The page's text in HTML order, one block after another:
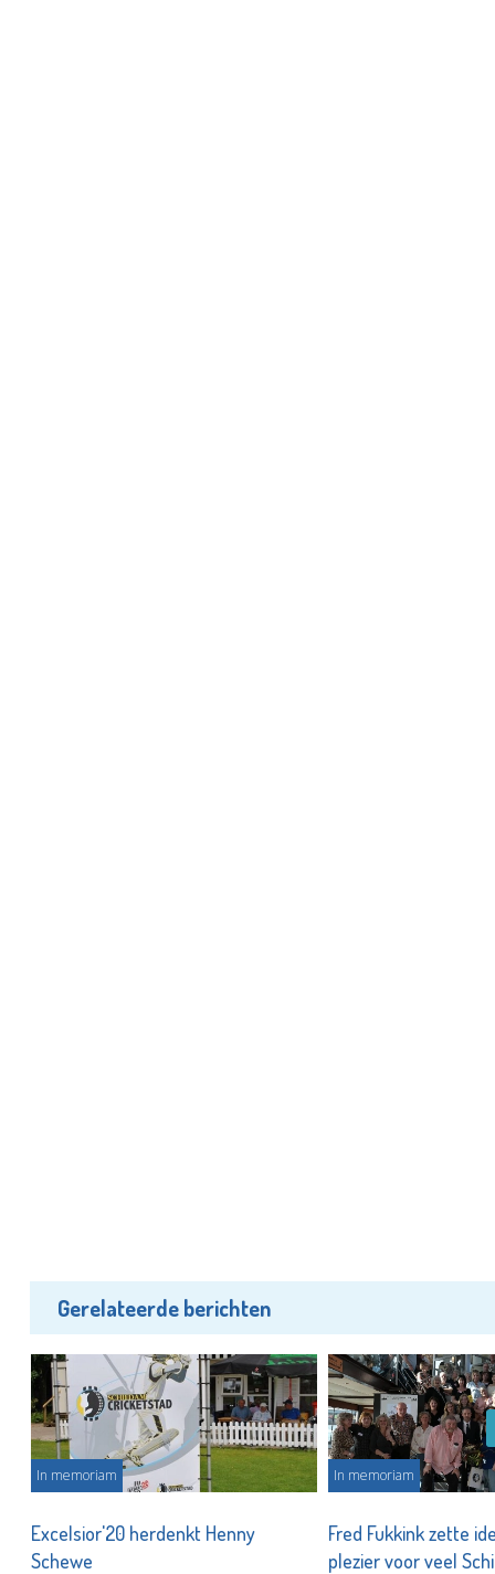
Gerelateerde berichten
In memoriam
Excelsior'20 herdenkt Henny
Schewe
In memoriam
Fred Fukkink zette
plezier voor veel